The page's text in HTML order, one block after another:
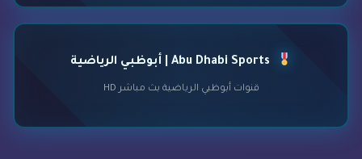
قنوات أبوظبي الرياضية بث مباشر HD